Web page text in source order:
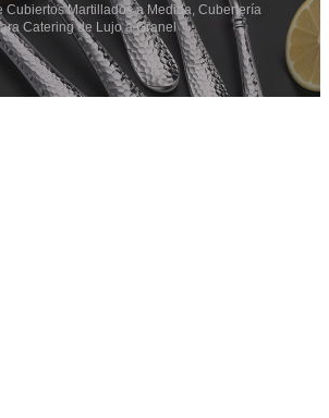
Cubiertos Martillados a Medida, Cubertería
Catering de Lujo a Granel